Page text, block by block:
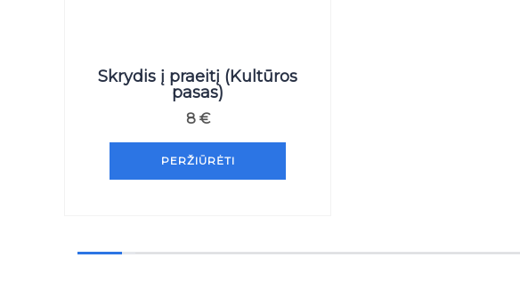
Skrydis į praeitį (Kultūros
pasas)
8 €
PERŽIŪRĖTI